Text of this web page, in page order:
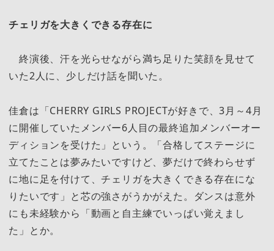
チェリガを大きくできる存在に
終演後、汗を光らせながら満ち足りた笑顔を見せて
いた2人に、少しだけ話を聞いた。
佳倉は「CHERRY GIRLS PROJECTが好きで、3月～4月
に開催していたメンバー6人目の最終追加メンバーオー
ディションを受けた」という。「合格してステージに
立てたことは夢みたいですけど、夢だけで終わらせず
に地に足を付けて、チェリガを大きくできる存在にな
りたいです」と芯の強さがうかがえた。ダンスは意外
にも未経験から「動画と自主練でいっぱい覚えまし
た」とか。